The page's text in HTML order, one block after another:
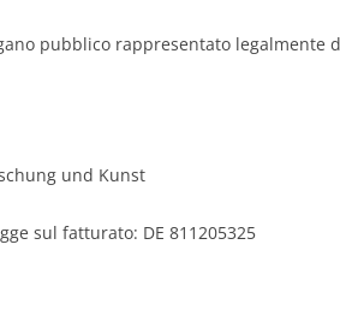
pubblico rappresentato legalmente
und Kunst
sul fatturato: DE 811205325